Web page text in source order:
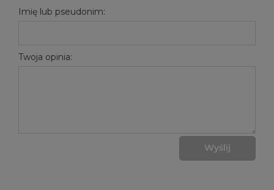
Imię lub pseudonim:
Twoja opinia:
Wyślij